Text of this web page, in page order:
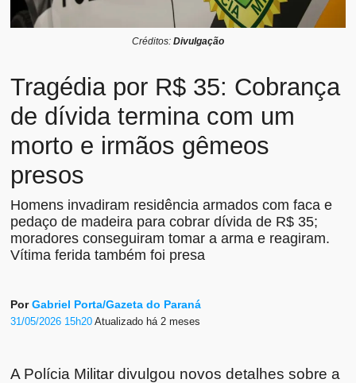
Créditos: Divulgação
Tragédia por R$ 35: Cobrança
de dívida termina com um
morto e irmãos gêmeos
presos
Homens invadiram residência armados com faca e
pedaço de madeira para cobrar dívida de R$ 35;
moradores conseguiram tomar a arma e reagiram.
Vítima ferida também foi presa
PorGabriel Porta/Gazeta do Paraná
31/05/2026 15h20Atualizado há 2 meses
A Polícia Militar divulgou novos detalhes sobre a